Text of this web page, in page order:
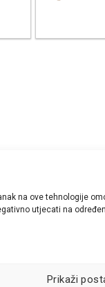
na ove tehnologije
utjecati na
Prikaži